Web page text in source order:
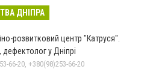
ДНІПРА
розвитковий центр "Катруся".
у Дніпрі
66-20, +380(98)253-66-20